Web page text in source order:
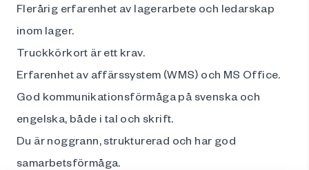
Flerårig erfarenhet av lagerarbete och ledarskap
inom lager.
Truckkörkort är ett krav.
Erfarenhet av affärssystem (WMS) och MS Office.
God kommunikationsförmåga på svenska och
engelska, både i tal och skrift.
Du är noggrann, strukturerad och har god
samarbetsförmåga.